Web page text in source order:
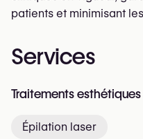
patients et minimisant
Services
Traitements esthétiques
Épilation laser